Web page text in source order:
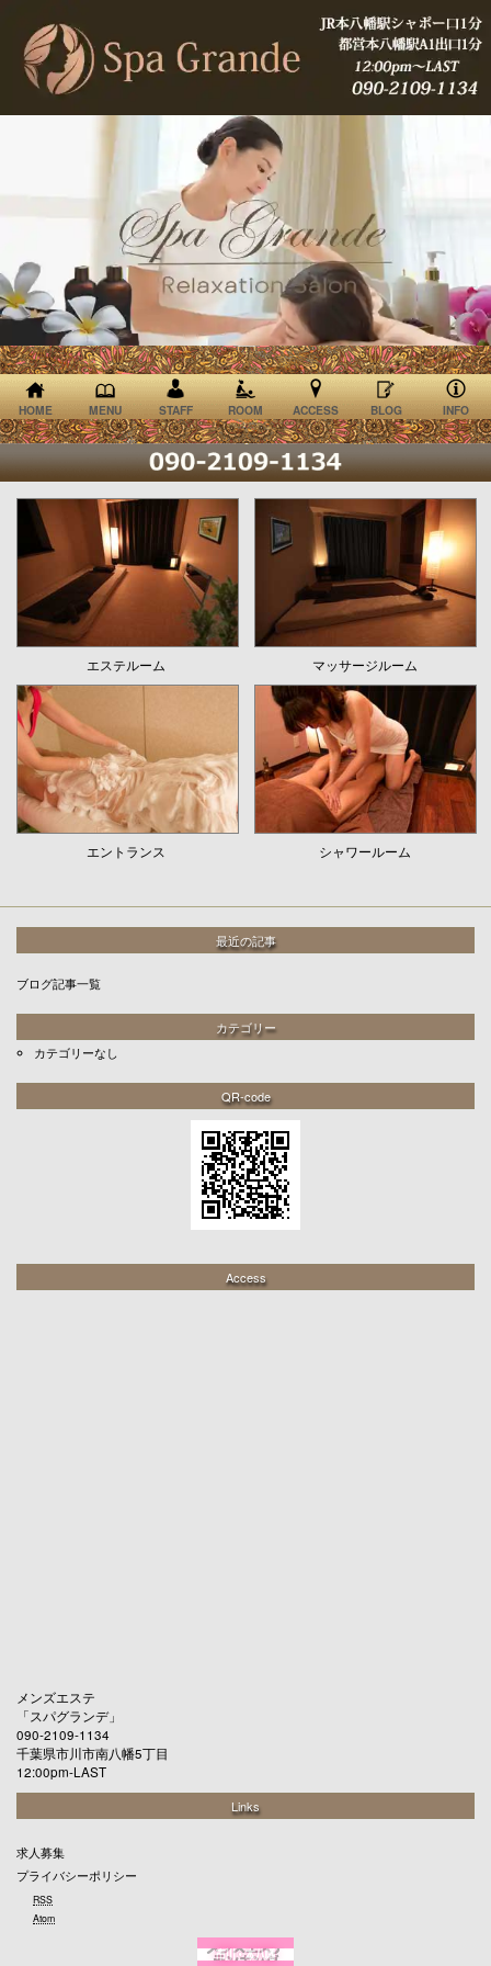
HOME MENU STAFF ROOM ACCESS BLOG INFO
エステルーム マッサージルーム
エントランス シャワールーム
最近の記事
ブログ記事一覧
カテゴリー
カテゴリーなし
QR-code
Access
メンズエステ
「スパグランデ」
090-2109-1134
千葉県市川市南八幡5丁目
12:00pm-LAST
Links
求人募集
プライバシーポリシー
RSS
Atom